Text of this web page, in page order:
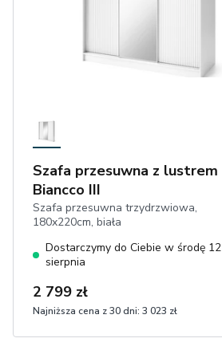
Szafa przesuwna z lustrem
Biancco III
Szafa przesuwna trzydrzwiowa,
180x220cm, biała
Dostarczymy do Ciebie w środę 12
sierpnia
2 799 zł
Najniższa cena z 30 dni: 3 023 zł